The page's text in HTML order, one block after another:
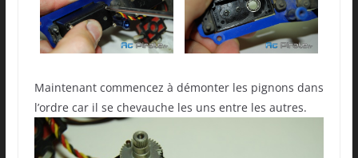
Maintenant commencez à démonter les pignons dans
l’ordre car il se chevauche les uns entre les autres.